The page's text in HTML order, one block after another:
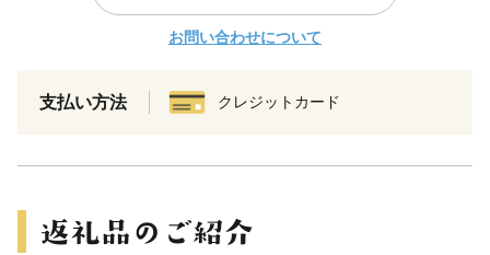
お問い合わせについて
支払い方法 クレジットカード